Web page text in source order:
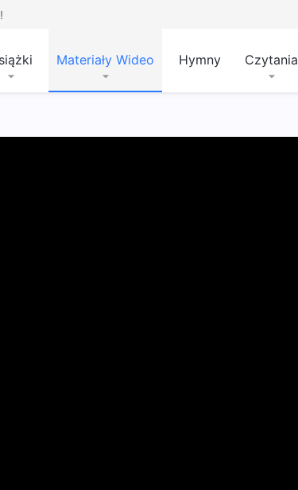
Materiały Wideo Hymny Czytania